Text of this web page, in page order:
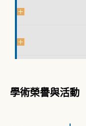
學術榮譽與活動